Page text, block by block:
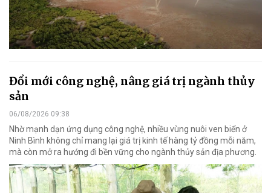
Đổi mới công nghệ, nâng giá trị ngành thủy
sản
06/08/2026 09:38
Nhờ mạnh dạn ứng dụng công nghệ, nhiều vùng nuôi ven biển ở
Ninh Bình không chỉ mang lại giá trị kinh tế hàng tỷ đồng mỗi năm,
mà còn mở ra hướng đi bền vững cho ngành thủy sản địa phương.